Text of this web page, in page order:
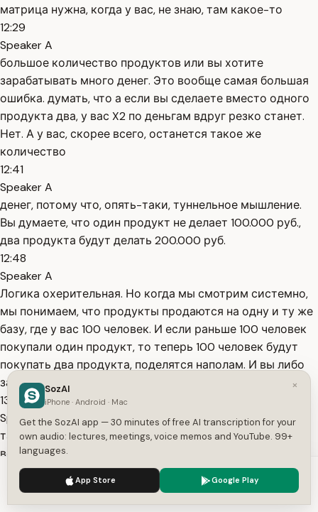
матрица нужна, когда у вас, не знаю, там какое-то
12:29
Speaker A
большое количество продуктов или вы хотите
зарабатывать много денег. Это вообще самая большая
ошибка. думать, что а если вы сделаете вместо одного
продукта два, у вас X2 по деньгам вдруг резко станет.
Нет. А у вас, скорее всего, останется такое же
количество
12:41
Speaker A
денег, потому что, опять-таки, туннельное мышление.
Вы думаете, что один продукт не делает 100.000 руб.,
два продукта будут делать 200.000 руб.
12:48
Speaker A
Логика охерительная. Но когда мы смотрим системно,
мы понимаем, что продукты продаются на одну и ту же
базу, где у вас 100 человек. И если раньше 100 человек
покупали один продукт, то теперь 100 человек будут
покупать два продукта, поделятся наполам. И вы либо
заработаете
13:01
Speaker A
такое же количество денег, либо, что чаще всего
вероятнее, ещё меньше, потому что касты, расходы из
двух продуктов у вас увеличиваются. Раньше вы
платили расходы и постоянные перемены по одному,
будет по два. А ещё в маркетинге есть такая крутая
We use cookies to enhance your experience.
×
SozAI
iPhone · Android · Mac
Get the SozAI app — 30 minutes of free AI transcription for your
own audio: lectures, meetings, voice memos and YouTube. 99+
languages.
App Store Google Play